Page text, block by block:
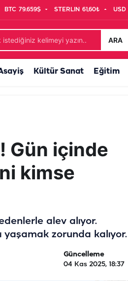
BTC 79.659$ STERLIN 61,60₺ USD
ARA
Kültür Sanat Eğitim
Gün içinde
kimse
alev alıyor.
yaşamak zorunda kalıyor.
Güncelleme
04 Kas 2025, 18:37